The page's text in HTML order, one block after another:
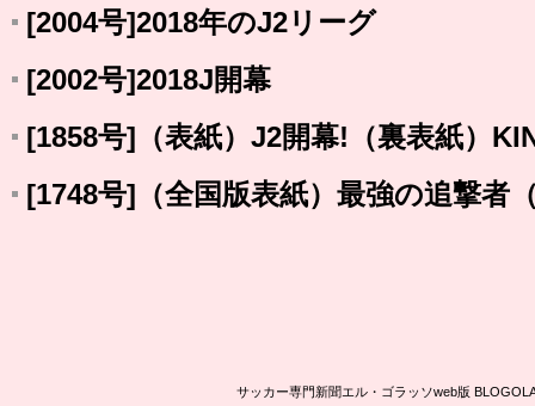
[2004号]2018年のJ2リーグ
[2002号]2018J開幕
[1858号]（表紙）J2開幕!（裏表紙）
[1748号]（全国版表紙）最強の追撃者
サッカー専門新聞エル・ゴラッソweb版